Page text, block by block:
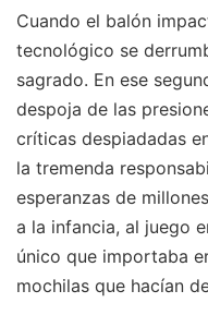
Cuando el balón
tecnológico se
sagrado. En ese
despoja de las
críticas despiadadas
la tremenda
esperanzas de
a la infancia, al juego
único que importaba
mochilas que hacían